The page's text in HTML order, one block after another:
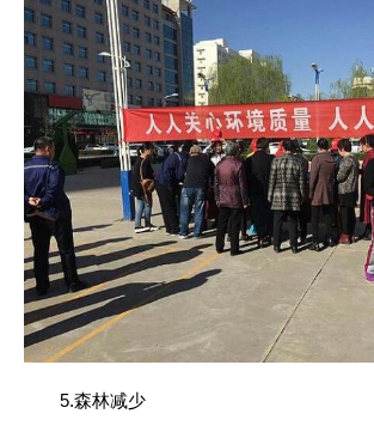
5.森林减少